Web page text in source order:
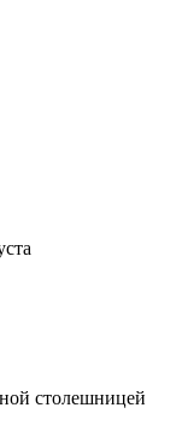
столешницей